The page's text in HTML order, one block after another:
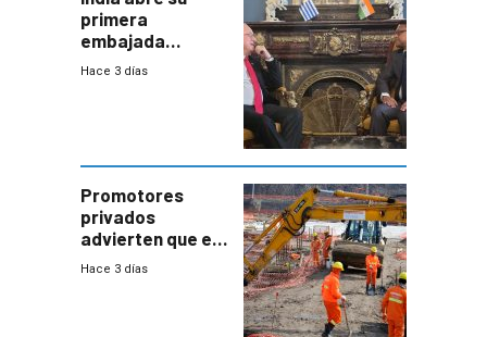
primera
embajada
residente en
enorme
potencial
Hace 3 días
Promotores
privados
advierten que el
nuevo convenio
Hace 3 días